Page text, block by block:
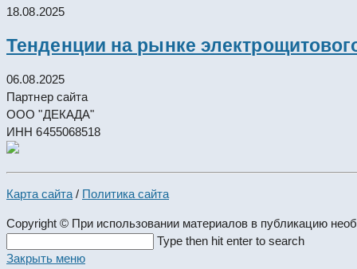
18.08.2025
Тенденции на рынке
06.08.2025
Партнер сайта
ООО "ДЕКАДА"
ИНН 6455068518
Карта сайта / Политика сайта
Copyright © При использовании материалов в публикацию
this
Type then hit enter to search
Закрыть меню